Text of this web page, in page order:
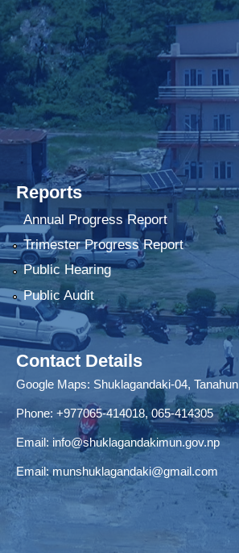
Reports
Annual Progress Report
Trimester Progress Report
Public Hearing
Public Audit
Contact Details
Google Maps: Shuklagandaki-04, Tanahun
Phone: +977065-414018,065-414305
Email: info@shuklagandakimun.gov.np
Email:munshuklagandaki@gmail.com